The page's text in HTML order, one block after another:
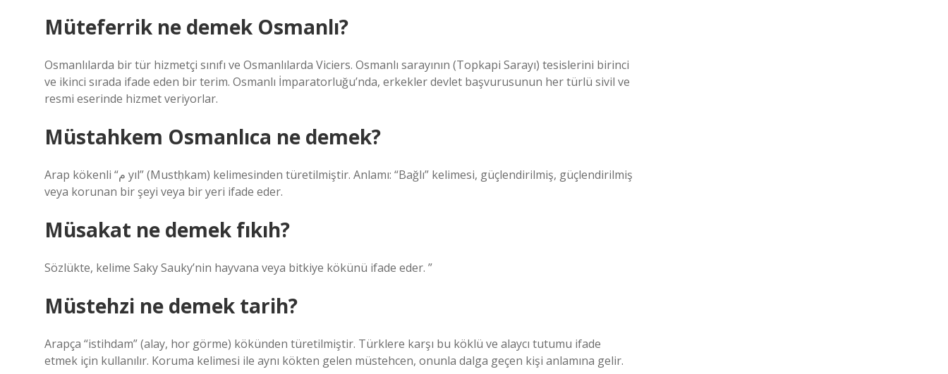
Müteferrik ne demek Osmanlı?
Osmanlılarda bir tür hizmetçi sınıfı ve Osmanlılarda Viciers. Osmanlı sarayının (Topkapi Sarayı) tesislerini birinci
ve ikinci sırada ifade eden bir terim. Osmanlı İmparatorluğu’nda, erkekler devlet başvurusunun her türlü sivil ve
resmi eserinde hizmet veriyorlar.
Müstahkem Osmanlıca ne demek?
Arap kökenli “م yıl” (Mustḥkam) kelimesinden türetilmiştir. Anlamı: “Bağlı” kelimesi, güçlendirilmiş, güçlendirilmiş
veya korunan bir şeyi veya bir yeri ifade eder.
Müsakat ne demek fıkıh?
Sözlükte, kelime Saky Sauky’nin hayvana veya bitkiye kökünü ifade eder. ”
Müstehzi ne demek tarih?
Arapça “istihdam” (alay, hor görme) kökünden türetilmiştir. Türklere karşı bu köklü ve alaycı tutumu ifade
etmek için kullanılır. Koruma kelimesi ile aynı kökten gelen müstehcen, onunla dalga geçen kişi anlamına gelir.